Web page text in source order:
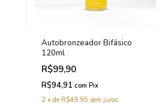
Autobronzeador Bifásico
120ml
R$99,90
R$94,91 com Pix
2 x de R$49,95 sem juros